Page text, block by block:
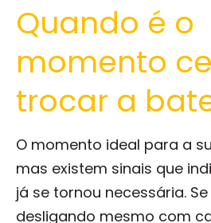
Quando é o
momento
trocar a
O momento ideal para a
mas existem sinais que
já se tornou necessária.
desligando mesmo com